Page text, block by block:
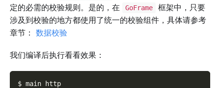
定的必需的校验规则。是的，在
GoFrame
框架中，只要
涉及到校验的地方都使用了统一的校验组件，具体请参考
章节： 数据校验
我们编译后执行看看效果：
$ main http